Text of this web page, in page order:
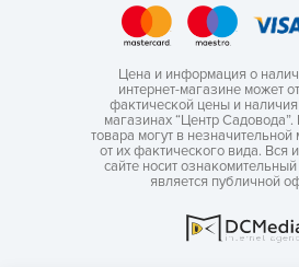
Цена и информация о
интернет-магазине может
фактической цены и
магазинах “Центр
товара могут в незначительной
от их фактического вида. Вся
сайте носит
является публичной